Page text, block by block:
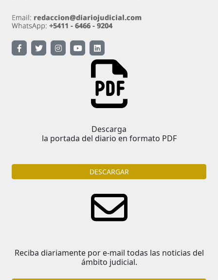
Descarga
la portada del diario en formato PDF
DESCARGAR
Reciba diariamente por e-mail todas las noticias del
ámbito judicial.